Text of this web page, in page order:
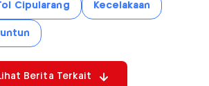
Cipularang Kecelakaan
Berita Terkait